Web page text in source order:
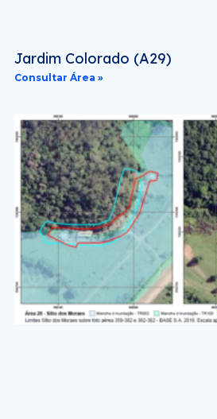
Jardim Colorado (A29)
Consultar Área »